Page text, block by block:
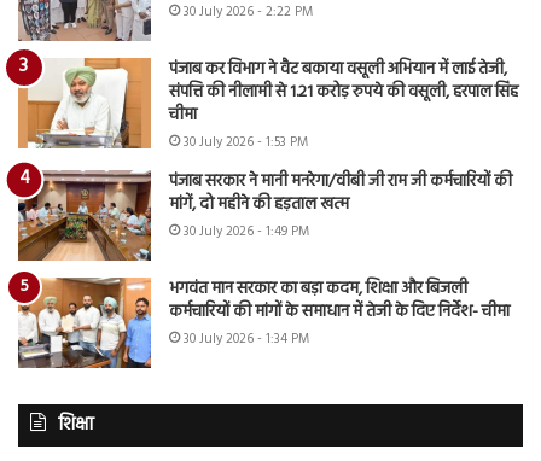
30 July 2026 - 2:22 PM
पंजाब कर विभाग ने वैट बकाया वसूली अभियान में लाई तेजी,
संपत्ति की नीलामी से 1.21 करोड़ रुपये की वसूली, हरपाल सिंह
चीमा
30 July 2026 - 1:53 PM
पंजाब सरकार ने मानी मनरेगा/वीबी जी राम जी कर्मचारियों की
मांगें, दो महीने की हड़ताल खत्म
30 July 2026 - 1:49 PM
भगवंत मान सरकार का बड़ा कदम, शिक्षा और बिजली
कर्मचारियों की मांगों के समाधान में तेजी के दिए निर्देश- चीमा
30 July 2026 - 1:34 PM
शिक्षा